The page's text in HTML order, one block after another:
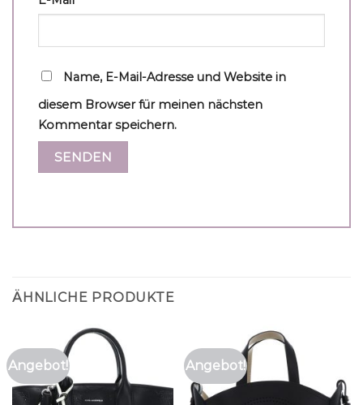
Name, E-Mail-Adresse und Website in
diesem Browser für meinen nächsten
Kommentar speichern.
ÄHNLICHE PRODUKTE
Angebot! Angebot!